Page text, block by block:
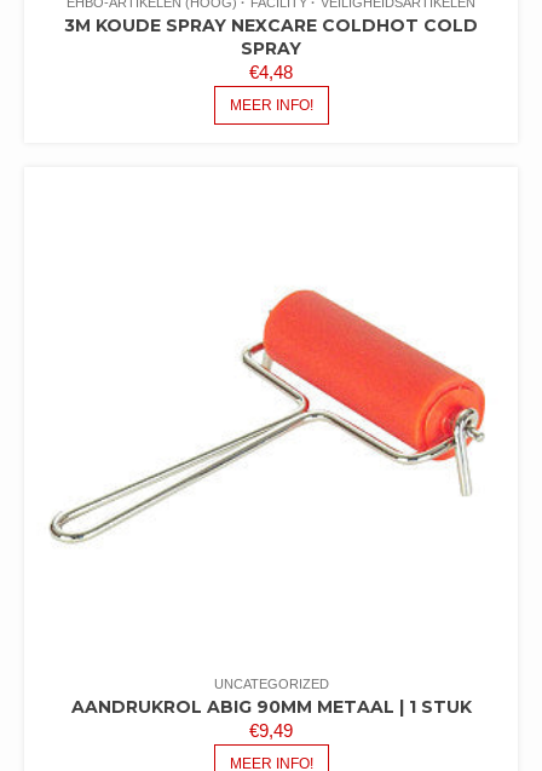
3M KOUDE SPRAY NEXCARE COLDHOT COLD
SPRAY
€4,48
MEER INFO!
UNCATEGORIZED
AANDRUKROL ABIG 90MM METAAL | 1 STUK
€9,49
MEER INFO!